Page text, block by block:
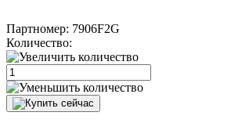
Партномер: 7906F2G
Количество: